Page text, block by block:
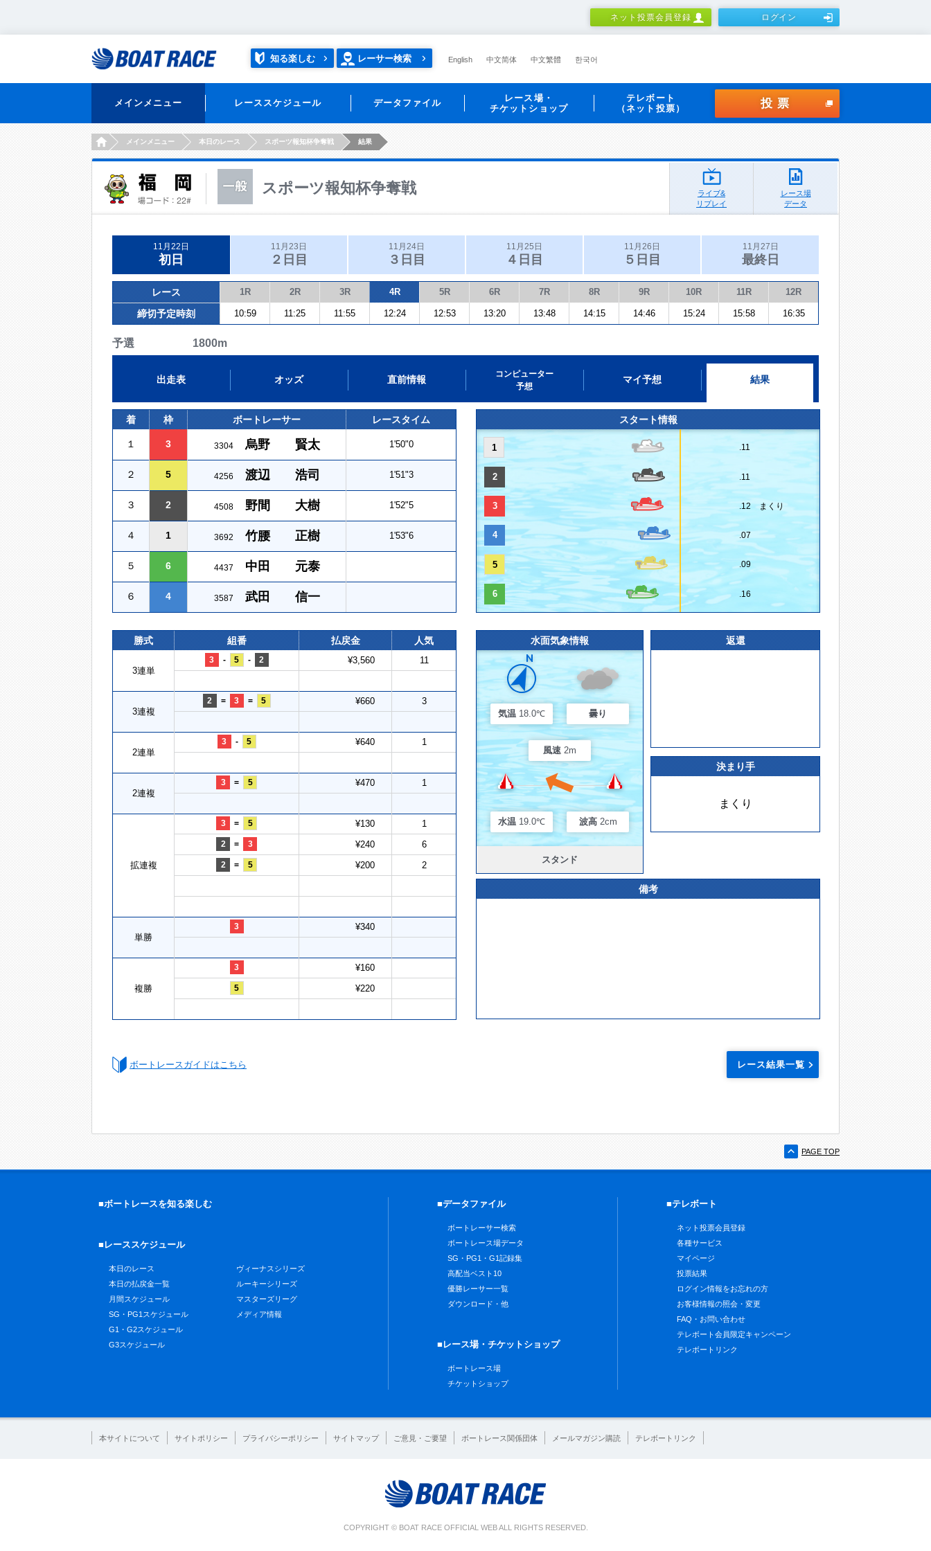
ネット投票会員登録 ログイン
知る楽しむ レーサー検索 English 中文简体 中文繁體 한국어
メインメニュー レーススケジュール データファイル
レース場・
チケットショップ
テレボート
（ネット投票）
投票
HOMEメインメニュー 本日のレース スポーツ報知杯争奪戦 結果
スポーツ報知杯争奪戦
ライブ&
リプレイ
レース場
データ
11月22日
初日
11月23日
２日目
11月24日
３日目
11月25日
４日目
11月26日
５日目
11月27日
最終日
レース 1R 2R 3R 4R 5R 6R 7R 8R 9R 10R 11R 12R
締切予定時刻 10:59 11:25 11:55 12:24 12:53 13:20 13:48 14:15 14:46 15:24 15:58 16:35
予選 1800m
出走表 オッズ 直前情報
コンピューター
予想
マイ予想 結果
着 枠 ボートレーサー レースタイム
１ 3 3304 烏野 賢太 1'50"0
２ 5 4256 渡辺 浩司 1'51"3
３ 2 4508 野間 大樹 1'52"5
４ 1 3692 竹腰 正樹 1'53"6
５ 6 4437 中田 元泰
６ 4 3587 武田 信一
スタート情報
1 .11
2 .11
3 .12 まくり
4 .07
5 .09
6 .16
勝式 組番 払戻金 人気
3連単
3 - 5 - 2 ¥3,560 11
3連複
2 = 3 = 5 ¥660 3
2連単
3 - 5 ¥640 1
2連複
3 = 5 ¥470 1
拡連複
3 = 5 ¥130 1
2 = 3 ¥240 6
2 = 5 ¥200 2
単勝
3 ¥340
複勝
3 ¥160
5 ¥220
水面気象情報
気温 18.0℃ 曇り
風速 2m
水温 19.0℃ 波高 2cm
スタンド
返還
決まり手
まくり
備考
ボートレースガイドはこちら レース結果一覧
PAGE TOP
■ボートレースを知る楽しむ
■レーススケジュール
本日のレース
本日の払戻金一覧
月間スケジュール
SG・PG1スケジュール
G1・G2スケジュール
G3スケジュール
ヴィーナスシリーズ
ルーキーシリーズ
マスターズリーグ
メディア情報
■データファイル
ボートレーサー検索
ボートレース場データ
SG・PG1・G1記録集
高配当ベスト10
優勝レーサー一覧
ダウンロード・他
■レース場・チケットショップ
ボートレース場
チケットショップ
■テレボート
ネット投票会員登録
各種サービス
マイページ
投票結果
ログイン情報をお忘れの方
お客様情報の照会・変更
FAQ・お問い合わせ
テレボート会員限定キャンペーン
テレボートリンク
本サイトについて サイトポリシー プライバシーポリシー サイトマップ ご意見・ご要望 ボートレース関係団体 メールマガジン購読 テレボートリンク
COPYRIGHT © BOAT RACE OFFICIAL WEB ALL RIGHTS RESERVED.